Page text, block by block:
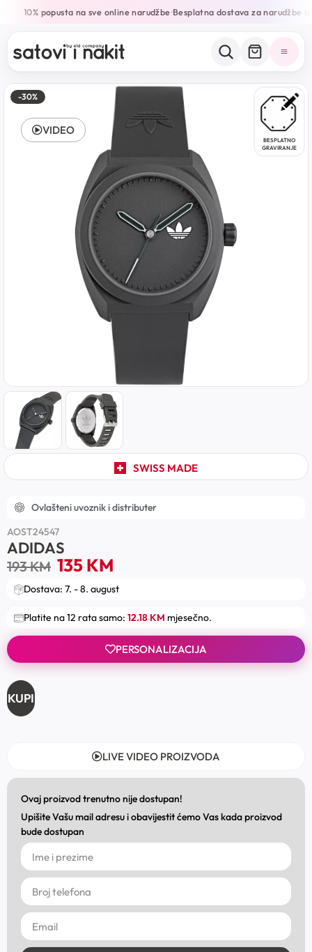
10% popusta na sve online narudžbe•Besplatna dostava za narudžbe
-30%
BESPLATNO
GRAVIRANJE
SWISS MADE
VIDEO
Ovlašteni uvoznik i distributer
AOST24547
ADIDAS
193KM 135KM
Dostava: 7. - 8. august
Platite na 12 rata samo: 12.18 KM mjesečno.
PERSONALIZACIJA
KUPI
LIVE VIDEO PROIZVODA
Ovaj proizvod trenutno nije dostupan!
Upišite Vašu mail adresu i obavijestit ćemo Vas kada proizvod
bude dostupan